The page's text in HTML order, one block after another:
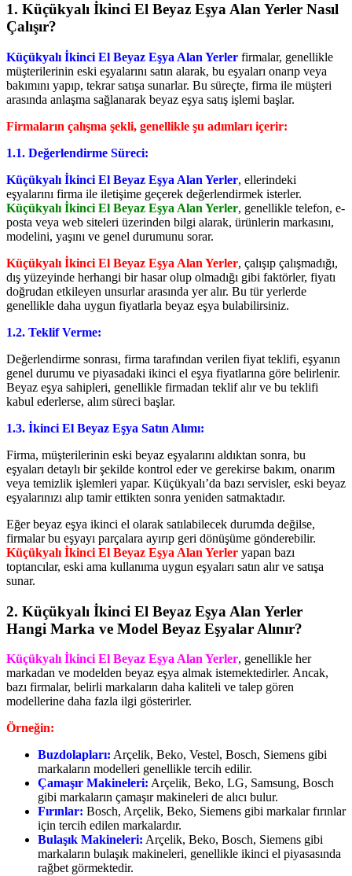
1. Küçükyalı İkinci El Beyaz Eşya Alan Yerler Nasıl
Çalışır?
Küçükyalı İkinci El Beyaz Eşya Alan Yerler firmalar, genellikle
müşterilerinin eski eşyalarını satın alarak, bu eşyaları onarıp veya
bakımını yapıp, tekrar satışa sunarlar. Bu süreçte, firma ile müşteri
arasında anlaşma sağlanarak beyaz eşya satış işlemi başlar.
Firmaların çalışma şekli, genellikle şu adımları içerir:
1.1. Değerlendirme Süreci:
Küçükyalı İkinci El Beyaz Eşya Alan Yerler, ellerindeki
eşyalarını firma ile iletişime geçerek değerlendirmek isterler.
Küçükyalı İkinci El Beyaz Eşya Alan Yerler, genellikle telefon, e-
posta veya web siteleri üzerinden bilgi alarak, ürünlerin markasını,
modelini, yaşını ve genel durumunu sorar.
Küçükyalı İkinci El Beyaz Eşya Alan Yerler, çalışıp çalışmadığı,
dış yüzeyinde herhangi bir hasar olup olmadığı gibi faktörler, fiyatı
doğrudan etkileyen unsurlar arasında yer alır. Bu tür yerlerde
genellikle daha uygun fiyatlarla beyaz eşya bulabilirsiniz.
1.2. Teklif Verme:
Değerlendirme sonrası, firma tarafından verilen fiyat teklifi, eşyanın
genel durumu ve piyasadaki ikinci el eşya fiyatlarına göre belirlenir.
Beyaz eşya sahipleri, genellikle firmadan teklif alır ve bu teklifi
kabul ederlerse, alım süreci başlar.
1.3. İkinci El Beyaz Eşya Satın Alımı:
Firma, müşterilerinin eski beyaz eşyalarını aldıktan sonra, bu
eşyaları detaylı bir şekilde kontrol eder ve gerekirse bakım, onarım
veya temizlik işlemleri yapar. Küçükyalı’da bazı servisler, eski beyaz
eşyalarınızı alıp tamir ettikten sonra yeniden satmaktadır.
Eğer beyaz eşya ikinci el olarak satılabilecek durumda değilse,
firmalar bu eşyayı parçalara ayırıp geri dönüşüme gönderebilir.
Küçükyalı İkinci El Beyaz Eşya Alan Yerler yapan bazı
toptancılar, eski ama kullanıma uygun eşyaları satın alır ve satışa
sunar.
2. Küçükyalı İkinci El Beyaz Eşya Alan Yerler
Hangi Marka ve Model Beyaz Eşyalar Alınır?
Küçükyalı İkinci El Beyaz Eşya Alan Yerler, genellikle her
markadan ve modelden beyaz eşya almak istemektedirler. Ancak,
bazı firmalar, belirli markaların daha kaliteli ve talep gören
modellerine daha fazla ilgi gösterirler.
Örneğin:
Buzdolapları: Arçelik, Beko, Vestel, Bosch, Siemens gibi
markaların modelleri genellikle tercih edilir.
Çamaşır Makineleri: Arçelik, Beko, LG, Samsung, Bosch
gibi markaların çamaşır makineleri de alıcı bulur.
Fırınlar: Bosch, Arçelik, Beko, Siemens gibi markalar fırınlar
için tercih edilen markalardır.
Bulaşık Makineleri: Arçelik, Beko, Bosch, Siemens gibi
markaların bulaşık makineleri, genellikle ikinci el piyasasında
rağbet görmektedir.